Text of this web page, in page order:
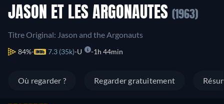
JASON ET LES ARGONAUTES (1963)
Titre Original: Jason and the Argonauts
84% 7.3 (35k) U 1h 44min
Où regarder ? Regarder gratuitement